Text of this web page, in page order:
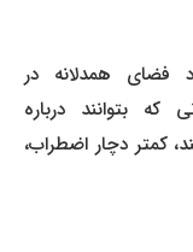
همدلانه در
بتوانند درباره
دچار اضطراب،